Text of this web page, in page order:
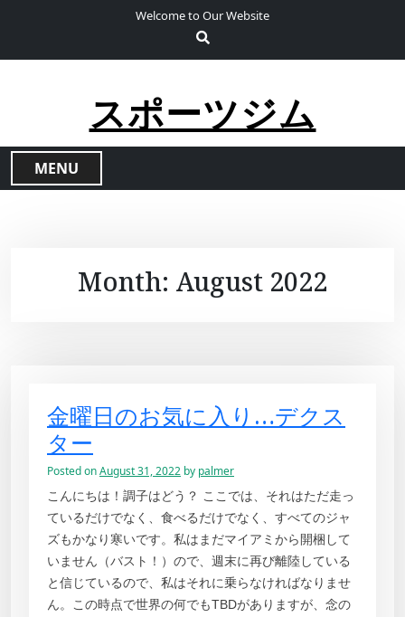
Welcome to Our Website
スポーツジム
MENU
Month: August 2022
金曜日のお気に入り…デクス
ター
Posted onAugust 31, 2022 by palmer
こんにちは！調子はどう？ ここでは、それはただ走っ
ているだけでなく、食べるだけでなく、すべてのジャ
ズもかなり寒いです。私はまだマイアミから開梱して
いません（バスト！）ので、週末に再び離陸している
と信じているので、私はそれに乗らなければなりませ
ん。この時点で世界の何でもTBDがありますが、念の